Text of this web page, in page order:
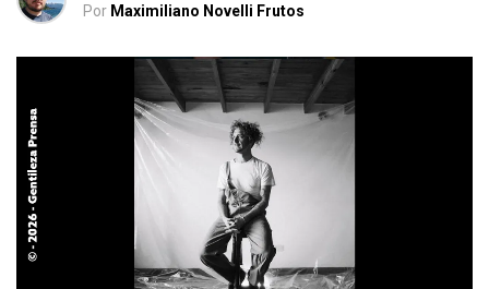
Por Maximiliano Novelli Frutos